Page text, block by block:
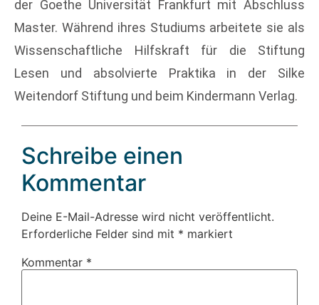
der Goethe Universität Frankfurt mit Abschluss
Master. Während ihres Studiums arbeitete sie als
Wissenschaftliche Hilfskraft für die Stiftung
Lesen und absolvierte Praktika in der Silke
Weitendorf Stiftung und beim Kindermann Verlag.
Schreibe einen
Kommentar
Deine E-Mail-Adresse wird nicht veröffentlicht.
Erforderliche Felder sind mit * markiert
Kommentar *